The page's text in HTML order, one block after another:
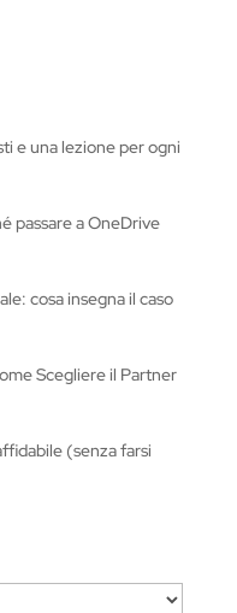
a
g
r
e una lezione per ogni
passare a OneDrive
cosa insegna il caso
Scegliere il Partner
(senza farsi